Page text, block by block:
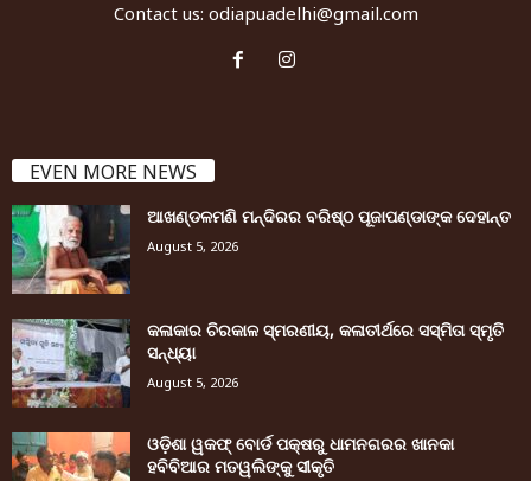
Contact us: odiapuadelhi@gmail.com
EVEN MORE NEWS
ଆଖଣ୍ଡଳମଣି ମନ୍ଦିରର ବରିଷ୍ଠ ପୂଜାପଣ୍ଡାଙ୍କ ଦେହାନ୍ତ
August 5, 2026
କଳାକାର ଚିରକାଳ ସ୍ମରଣୀୟ, କଳାତୀର୍ଥରେ ସସ୍ମିତା ସ୍ମୃତି
ସନ୍ଧ୍ୟା
August 5, 2026
ଓଡ଼ିଶା ୱକଫ୍ ବୋର୍ଡ ପକ୍ଷରୁ ଧାମନଗରର ଖାନକା
ହବିବିଆର ମତୱଲିଙ୍କୁ ସୀକୃତି